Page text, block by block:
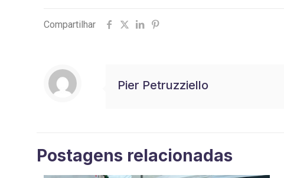
Compartilhar
Pier Petruzziello
Postagens relacionadas